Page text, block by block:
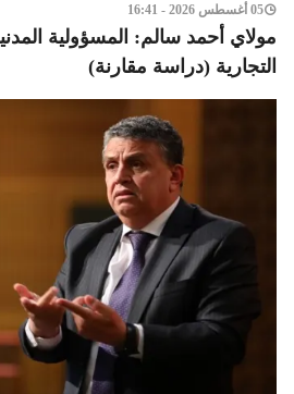
05 أغسطس 2026 - 16:41
مولاي أحمد سالم: المسؤولية
التجارية (دراسة مقارنة)